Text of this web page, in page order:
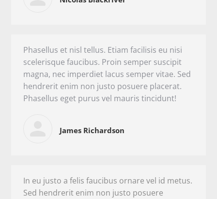
Phasellus et nisl tellus. Etiam facilisis eu nisi
scelerisque faucibus. Proin semper suscipit
magna, nec imperdiet lacus semper vitae. Sed
hendrerit enim non justo posuere placerat.
Phasellus eget purus vel mauris tincidunt!
James Richardson
In eu justo a felis faucibus ornare vel id metus.
Sed hendrerit enim non justo posuere